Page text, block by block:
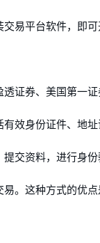
易平台软件，即可
证券、美国第一证
效身份证件、地址
交资料，进行身份
。这种方式的优